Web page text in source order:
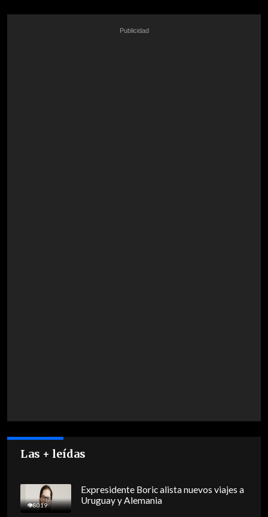
Las + leídas
8019
Expresidente Boric alista nuevos viajes a
Uruguay y Alemania